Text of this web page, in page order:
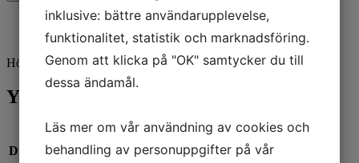
Beskrivning
Ytterligare information
Högkvalitativt postkort.
Ytterligare information
Vikt
,01 kg
Dimensioner 12 × 18 × ,1 cm
inklusive: bättre användarupplevelse,
funktionalitet, statistik och marknadsföring.
Genom att klicka på "OK" samtycker du till
dessa ändamål.
Läs mer om vår användning av cookies och
behandling av personuppgifter på vår